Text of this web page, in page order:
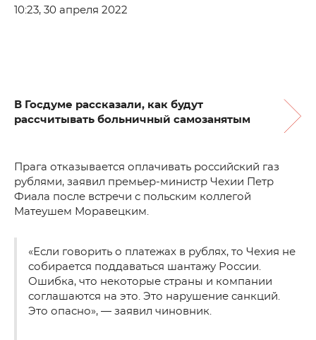
10:23, 30 апреля 2022
В Госдуме рассказали, как будут
рассчитывать больничный самозанятым
Прага отказывается оплачивать российский газ
рублями, заявил премьер-министр Чехии Петр
Фиала после встречи с польским коллегой
Матеушем Моравецким.
«Если говорить о платежах в рублях, то Чехия не
собирается поддаваться шантажу России.
Ошибка, что некоторые страны и компании
соглашаются на это. Это нарушение санкций.
Это опасно», — заявил чиновник.